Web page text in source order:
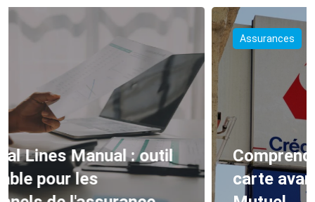
Comprendre et bénéficier de la
carte avance santé du Crédit